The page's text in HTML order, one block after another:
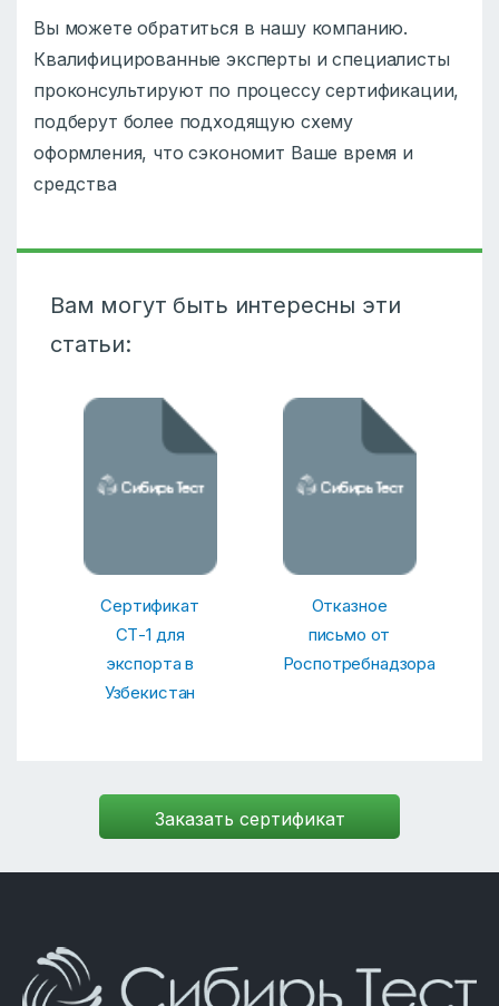
Вы можете обратиться в нашу компанию.
Квалифицированные эксперты и специалисты
проконсультируют по процессу сертификации,
подберут более подходящую схему
оформления, что сэкономит Ваше время и
средства
Вам могут быть интересны эти
статьи:
Сертификат
СТ-1 для
экспорта в
Узбекистан
Отказное
письмо от
Роспотребнадзора